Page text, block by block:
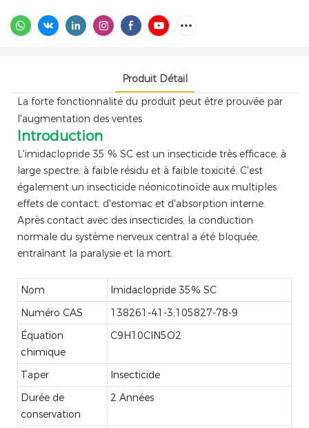
Produit Détail
La forte fonctionnalité du produit peut être prouvée par
l'augmentation des ventes.
Introduction
L'imidaclopride 35 % SC est un insecticide très efficace, à
large spectre, à faible résidu et à faible toxicité. C'est
également un insecticide néonicotinoïde aux multiples
effets de contact, d'estomac et d'absorption interne.
Après contact avec des insecticides, la conduction
normale du système nerveux central a été bloquée,
entraînant la paralysie et la mort.
Nom
Imidaclopride 35% SC
Numéro CAS
138261-41-3;105827-78-9
Équation
chimique
C9H10ClN5O2
Taper
Insecticide
Durée de
conservation
2 Années